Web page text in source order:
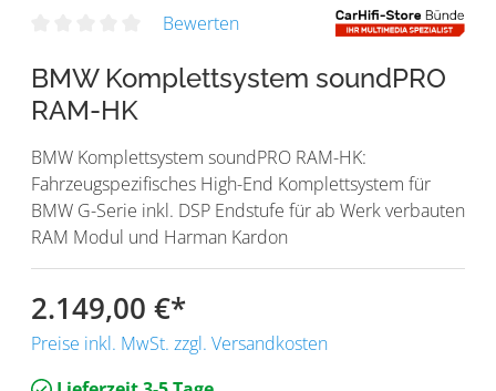
Bewerten
BMW Komplettsystem soundPRO
RAM-HK
BMW Komplettsystem soundPRO RAM-HK:
Fahrzeugspezifisches High-End Komplettsystem für
BMW G-Serie inkl. DSP Endstufe für ab Werk verbauten
RAM Modul und Harman Kardon
2.149,00 €*
Preise inkl. MwSt. zzgl. Versandkosten